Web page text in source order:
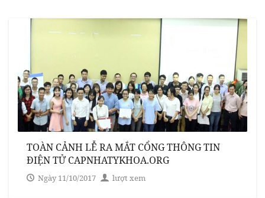
LIÊN HỆ
TOÀN CẢNH LỄ RA MẮT CỔNG THÔNG TIN
ĐIỆN TỬ CAPNHATYKHOA.ORG
Ngày 11/10/2017 lượt xem